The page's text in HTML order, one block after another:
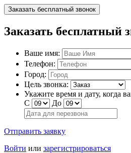
Заказать бесплатный звонок
Заказать бесплатный
Ваше имя:
Телефон:
Город:
Цель звонка:
Укажите время и дату, когда
С
До
Отправить заявку
Войти или зарегистрироваться